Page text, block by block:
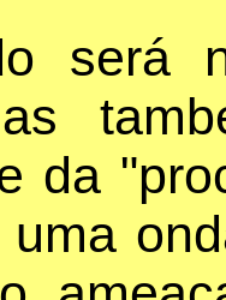
será
da